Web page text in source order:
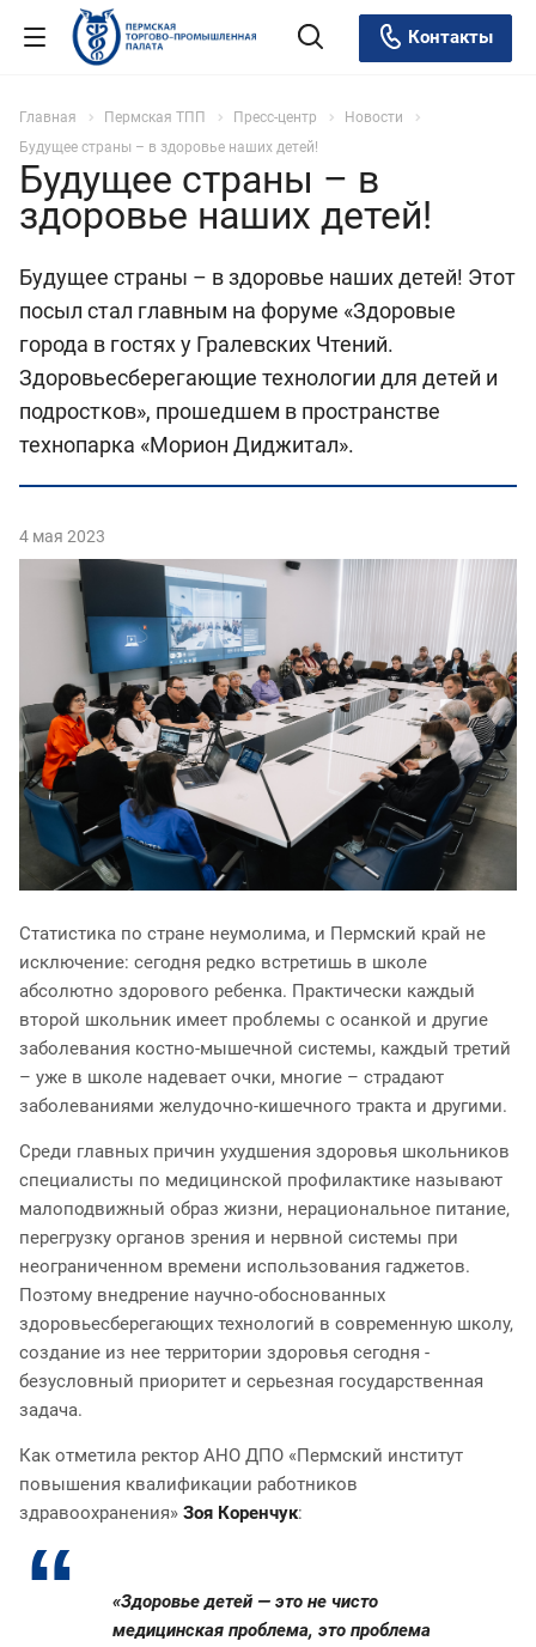
Контакты
Главная Пермская ТПП Пресс-центр
Новости
Будущее страны – в здоровье наших детей!
Будущее страны – в
здоровье наших детей!
Будущее страны – в здоровье наших детей! Этот
посыл стал главным на форуме «Здоровые
города в гостях у Гралевских Чтений.
Здоровьесберегающие технологии для детей и
подростков», прошедшем в пространстве
технопарка «Морион Диджитал».
4 мая 2023
Статистика по стране неумолима, и Пермский край не
исключение: сегодня редко встретишь в школе
абсолютно здорового ребенка. Практически каждый
второй школьник имеет проблемы с осанкой и другие
заболевания костно-мышечной системы, каждый третий
– уже в школе надевает очки, многие – страдают
заболеваниями желудочно-кишечного тракта и другими.
Среди главных причин ухудшения здоровья школьников
специалисты по медицинской профилактике называют
малоподвижный образ жизни, нерациональное питание,
перегрузку органов зрения и нервной системы при
неограниченном времени использования гаджетов.
Поэтому внедрение научно-обоснованных
здоровьесберегающих технологий в современную школу,
создание из нее территории здоровья сегодня -
безусловный приоритет и серьезная государственная
задача.
Как отметила ректор АНО ДПО «Пермский институт
повышения квалификации работников
здравоохранения» Зоя Коренчук:
«Здоровье детей — это не чисто
медицинская проблема, это проблема